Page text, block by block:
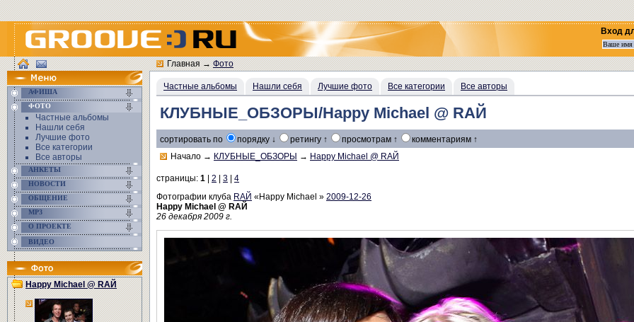
Вход
АФИША
ФОТО
Частные альбомы
Нашли себя
Лучшие фото
Все категории
Все авторы
АНКЕТЫ
НОВОСТИ
ОБЩЕНИЕ
MP3
О ПРОЕКТЕ
ВИДЕО
Happy Michael @ RAЙ
Главная→Фото
Частные альбомы Нашли себя Лучшие фото Все категории Все авторы
КЛУБНЫЕ_ОБЗОРЫ/Happy Michael @ RAЙ
сортировать по порядку ↓ ретингу ↑ просмотрам ↑ комментариям ↑
Начало → КЛУБНЫЕ_ОБЗОРЫ → Happy Michael @ RAЙ
страницы: 1 2 3
4
Фотографии клуба RAЙ «Happy Michael » 2009-12-26
Happy Michael @ RAЙ
26 декабря 2009 г.